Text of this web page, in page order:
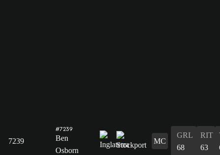
7239
#7239
Ben
Osborn
MC
GRL
68
RIT
63